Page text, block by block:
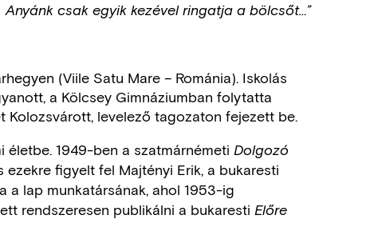
Anyánk csak egyik kezével ringatja a bölcsőt…”
(Viile Satu Mare – Románia). Iskolás
a Kölcsey Gimnáziumban folytatta
Kolozsvárott, levelező tagozaton fejezett be.
életbe. 1949-ben a szatmárnémeti Dolgozó
figyelt fel Majtényi Erik, a bukaresti
a lap munkatársának, ahol 1953-ig
rendszeresen publikálni a bukaresti Előre